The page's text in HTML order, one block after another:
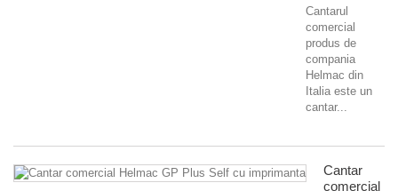
Cantarul
comercial
produs de
compania
Helmac din
Italia este un
cantar...
Cantar
comercial